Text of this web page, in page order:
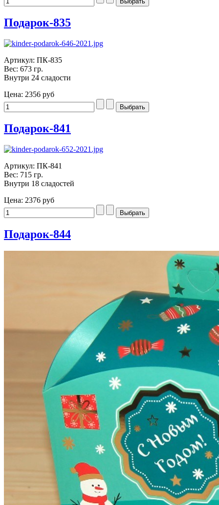
Подарок-835
Артикул: ПК-835
Вес: 673 гр.
Внутри 24 сладости
Цена: 2356 руб
Подарок-841
Артикул: ПК-841
Вес: 715 гр.
Внутри 18 сладостей
Цена: 2376 руб
Подарок-844